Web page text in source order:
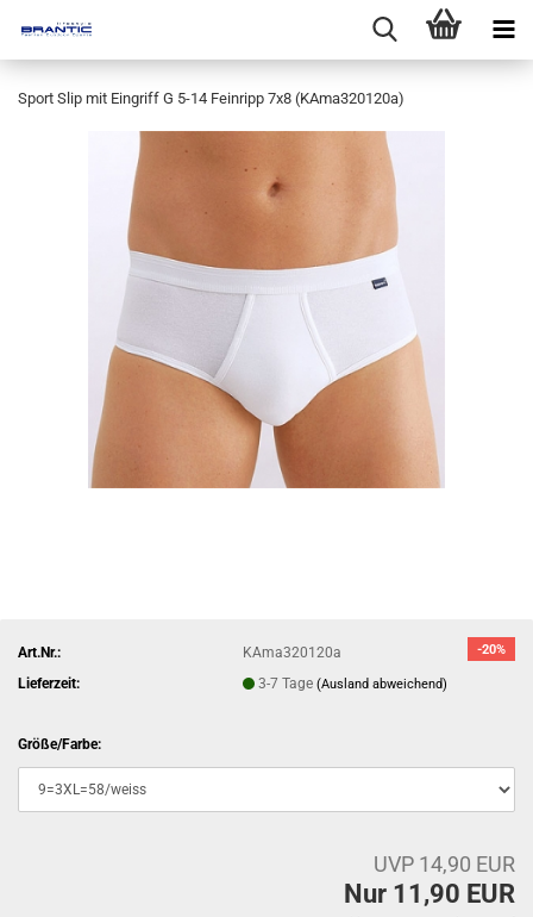
Sport Slip mit Eingriff G 5-14 Feinripp 7x8 (KAma320120a)
-20%
Art.Nr.:
KAma320120a
Lieferzeit:
3-7 Tage(Ausland abweichend)
Größe/Farbe:
UVP 14,90 EUR
Nur 11,90 EUR